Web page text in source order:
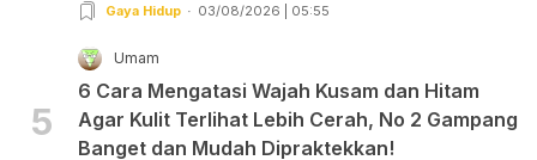
Gaya Hidup 03/08/2026 | 05:55
5
Umam
6 Cara Mengatasi Wajah Kusam dan Hitam
Agar Kulit Terlihat Lebih Cerah, No 2 Gampang
Banget dan Mudah Dipraktekkan!